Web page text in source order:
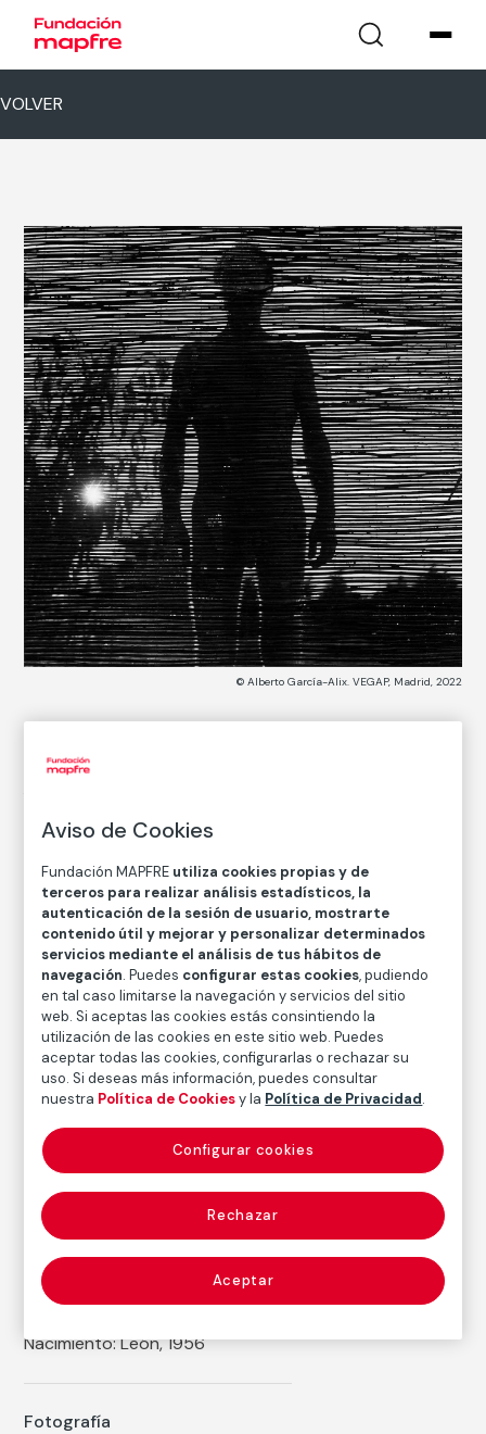
VOLVER
© Alberto García-Alix. VEGAP, Madrid, 2022
CATÁLOGO DE COLECCIONES
Técnica
Copia en papel baritado con emulsión de gelatina y
plata
Medidas
Medidas mancha: 47,4 × 47,1 cm
Medidas papel: 60,9 × 50,5 cm
Inventario
FM002206
Fecha
2009
Inscripción/Leyenda
7/7
Autor
Nacimiento: León, 1956
Fotografía
Aviso de Cookies
Fundación MAPFRE utiliza cookies propias y de
terceros para realizar análisis estadísticos, la
autenticación de la sesión de usuario, mostrarte
contenido útil y mejorar y personalizar determinados
servicios mediante el análisis de tus hábitos de
navegación. Puedes configurar estas cookies, pudiendo
en tal caso limitarse la navegación y servicios del sitio
web. Si aceptas las cookies estás consintiendo la
utilización de las cookies en este sitio web. Puedes
aceptar todas las cookies, configurarlas o rechazar su
uso. Si deseas más información, puedes consultar
nuestra Política de Cookiesy la Política de Privacidad.
Rechazar
Aceptar
Configurar cookies